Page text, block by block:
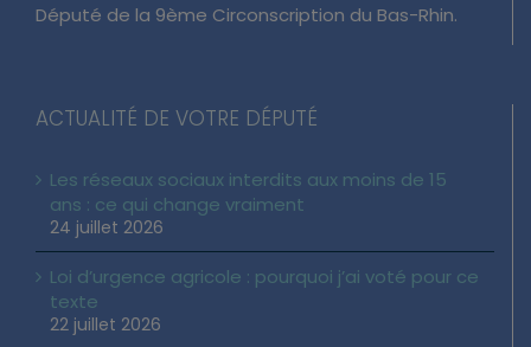
Député de la 9ème Circonscription du Bas-Rhin.
ACTUALITÉ DE VOTRE DÉPUTÉ
Les réseaux sociaux interdits aux moins de 15
ans : ce qui change vraiment
24 juillet 2026
Loi d’urgence agricole : pourquoi j’ai voté pour ce
texte
22 juillet 2026